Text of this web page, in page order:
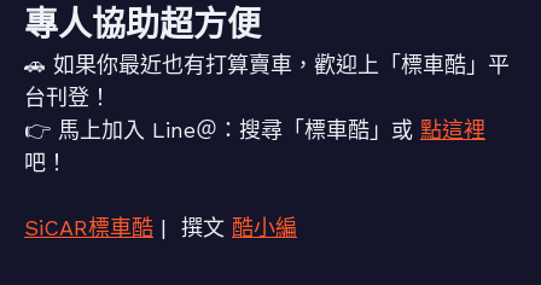
專人協助超方便
🚗 如果你最近也有打算賣車，歡迎上「標車酷」平
台刊登！
👉 馬上加入 Line＠：搜尋「標車酷」或 點這裡
吧！
SiCAR標車酷 | 撰文 酷小編